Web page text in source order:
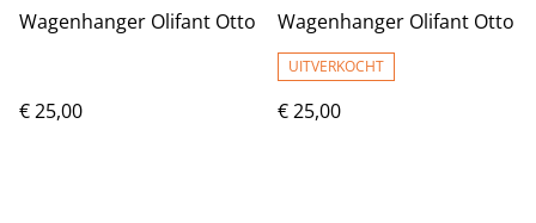
Wagenhanger Olifant Otto
€ 25,00
Wagenhanger Olifant Otto
UITVERKOCHT
€ 25,00